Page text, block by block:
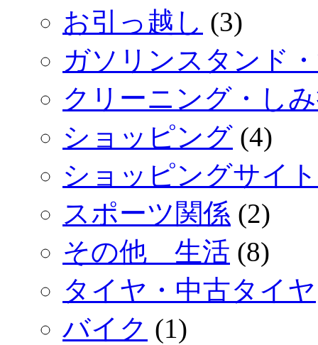
お引っ越し (3)
ガソリンスタンド
クリーニング・し
ショッピング (4)
ショッピングサイト
スポーツ関係 (2)
その他 生活 (8)
タイヤ・中古タイヤ
バイク (1)